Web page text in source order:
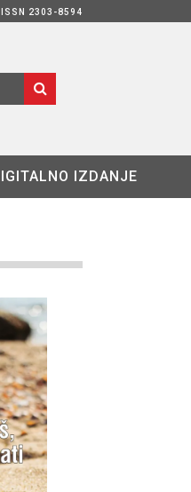
ISSN 2303-8594
IZDANJE